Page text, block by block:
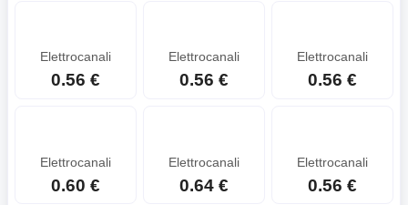
Elettrocanali
0.56 €
Elettrocanali
0.56 €
Elettrocanali
0.56 €
Elettrocanali
0.60 €
Elettrocanali
0.64 €
Elettrocanali
0.56 €